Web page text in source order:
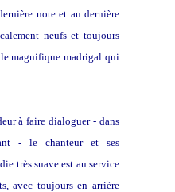
note et au dernière
neufs et toujours
magnifique madrigal qui
à faire dialoguer - dans
- le chanteur et ses
très suave est au service
avec toujours en arrière